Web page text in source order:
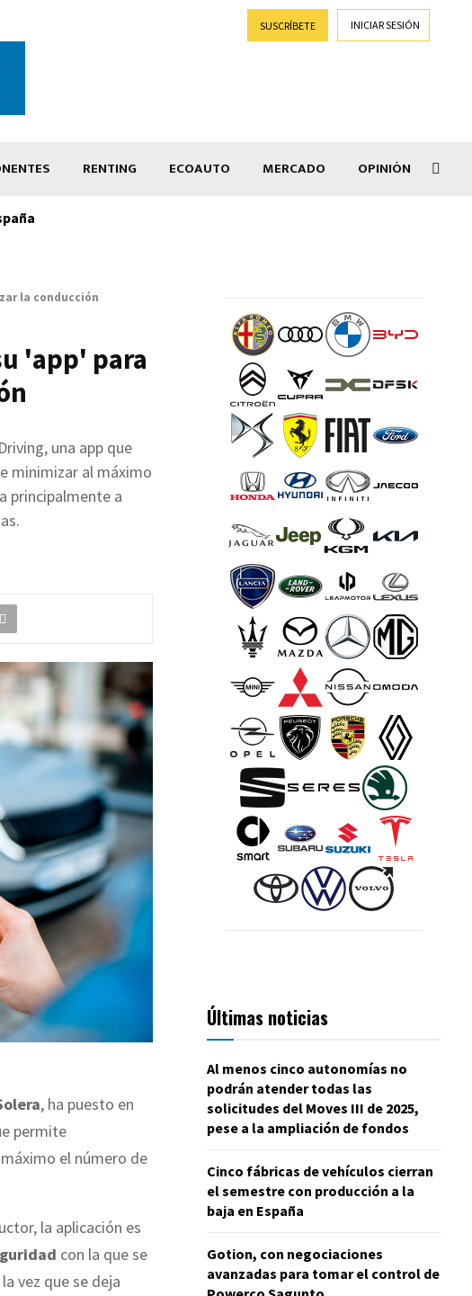
SUSCRÍBETE INICIAR SESIÓN
RENTING ECOAUTO MERCADO OPINIÓN
la conducción
'app' para
una app que
minimizar al máximo
principalmente a
, ha puesto en
permite
el número de
la aplicación es
con la que se
vez que se deja
Últimas noticias
Al menos cinco autonomías no
podrán atender todas las
solicitudes del Moves III de 2025,
pese a la ampliación de fondos
Cinco fábricas de vehículos cierran
el semestre con producción a la
baja en España
Gotion, con negociaciones
avanzadas para tomar el control de